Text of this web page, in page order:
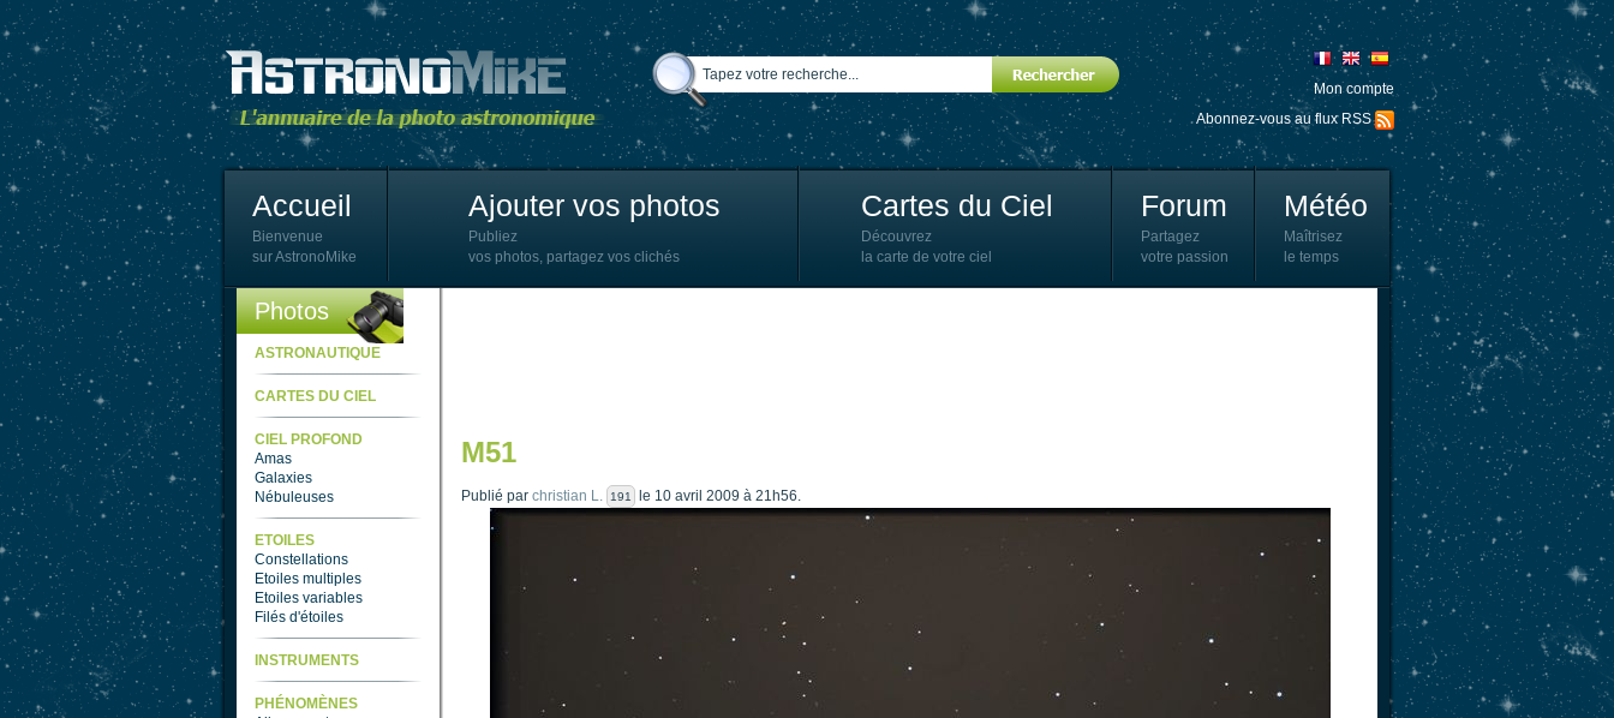
Mon compte
Abonnez-vous au flux RSS
Accueil
Bienvenue
sur AstronoMike
Ajouter vos photos
Publiez
vos photos, partagez vos clichés
Cartes du Ciel
Découvrez
la carte de votre ciel
Forum
Partagez
votre passion
Météo
Maîtrisez
le temps
Photos
ASTRONAUTIQUE
CARTES DU CIEL
CIEL PROFOND
Amas
Galaxies
Nébuleuses
ETOILES
Constellations
Etoiles multiples
Etoiles variables
Filés d'étoiles
INSTRUMENTS
PHÉNOMÈNES
M51
Publié par christian L. 191 le 10 avril 2009 à 21h56.